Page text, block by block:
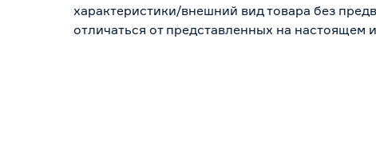
характеристики/внешний вид товара без
отличаться от представленных на настоящем